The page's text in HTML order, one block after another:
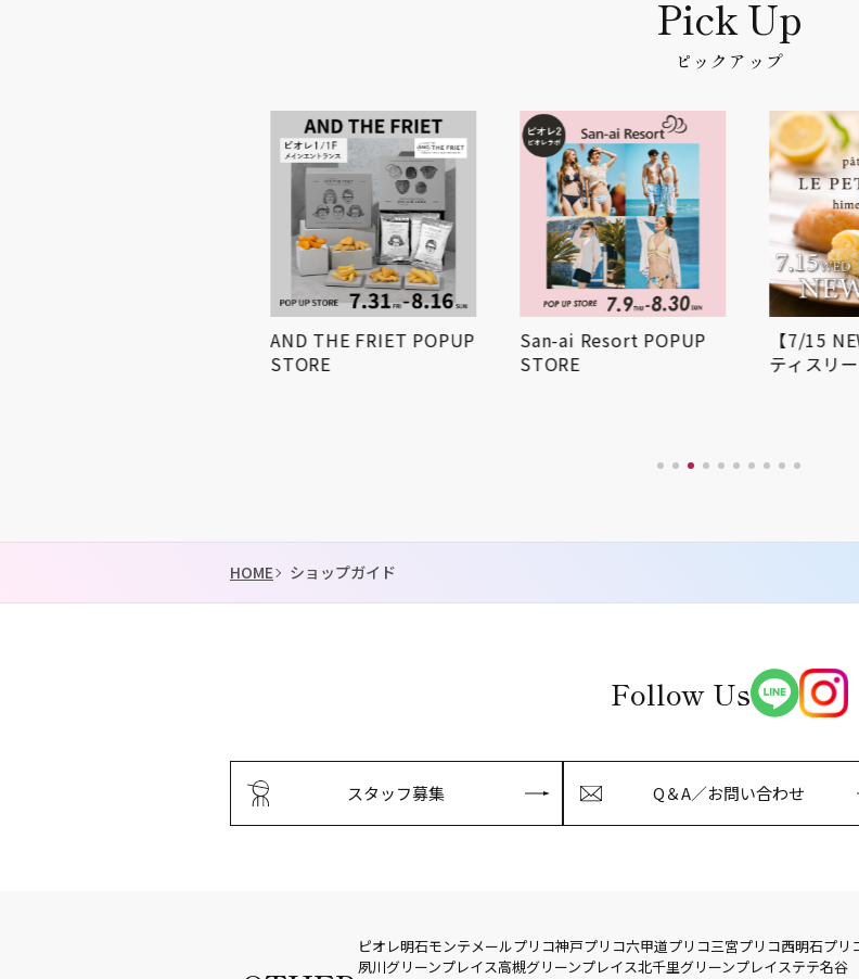
ピックアップ
AND THE FRIET POPUP
STORE
San-ai Resort POPUP
STORE
【7/15 NEW
ティスリ
HOME ショップガイド
Follow Us
スタッフ募集 Q＆A／お問い合わせ
ピオレ明石モンテメールプリコ神戸プリコ六甲道プリコ三宮プリコ西明石プリ
夙川グリーンプレイス高槻グリーンプレイス北千里グリーンプレイステテ名谷